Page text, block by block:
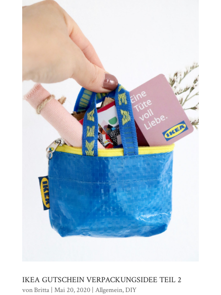
IKEA GUTSCHEIN VERPACKUNGSIDEE TEIL 2
vonBritta| Mai 20, 2020| Allgemein,DIY